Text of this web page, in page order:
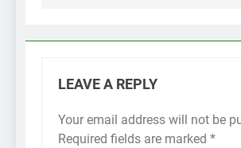
LEAVE A REPLY
Your email address will not be
Required fields are marked *